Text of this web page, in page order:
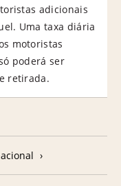
adicionais
Uma taxa diária
motoristas
poderá ser
retirada.